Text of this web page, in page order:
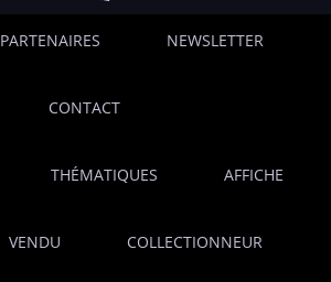
PARTENAIRES NEWSLETTER
CONTACT
THÉMATIQUES AFFICHE
VENDU COLLECTIONNEUR